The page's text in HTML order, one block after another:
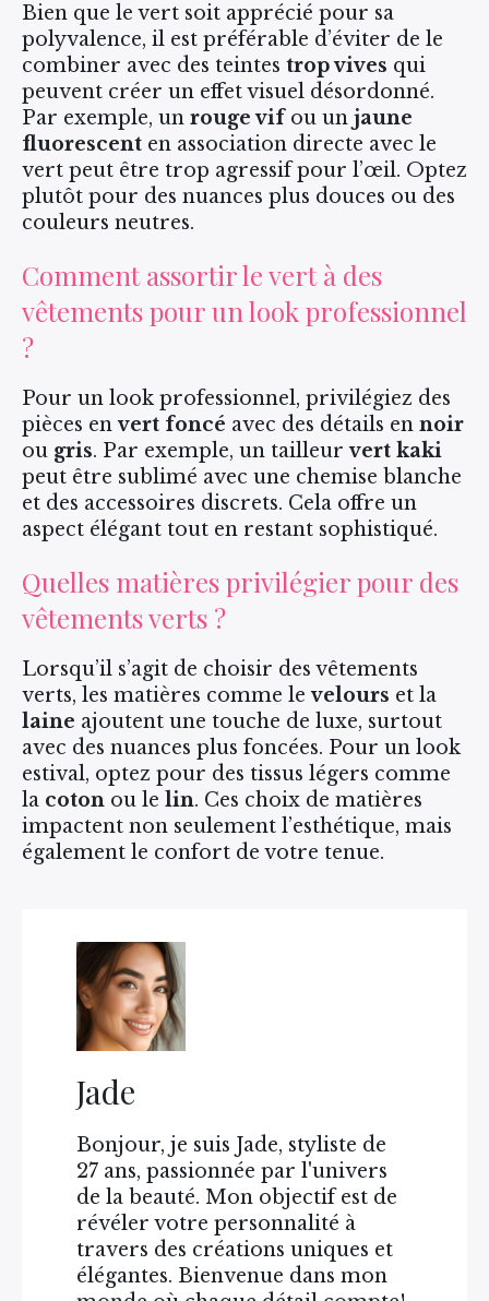
Bien que le vert soit apprécié pour sa
polyvalence, il est préférable d’éviter de le
combiner avec des teintes trop vives qui
peuvent créer un effet visuel désordonné.
Par exemple, un rouge vifou un jaune
fluorescent en association directe avec le
vert peut être trop agressif pour l’œil. Optez
plutôt pour des nuances plus douces ou des
couleurs neutres.
Comment assortir le vert à des
vêtements pour un look professionnel
?
Pour un look professionnel, privilégiez des
pièces envert foncé avec des détails en noir
ou gris. Par exemple, un tailleurvert kaki
peut être sublimé avec une chemise blanche
et des accessoires discrets. Cela offre un
aspect élégant tout en restant sophistiqué.
Quelles matières privilégier pour des
vêtements verts ?
Lorsqu’il s’agit de choisir des vêtements
verts, les matières comme levelours et la
laine ajoutent une touche de luxe, surtout
avec des nuances plus foncées. Pour un look
estival, optez pour des tissus légers comme
la coton ou le lin. Ces choix de matières
impactent non seulement l’esthétique, mais
également le confort de votre tenue.
Jade
Bonjour, je suis Jade, styliste de
27 ans, passionnée par l'univers
de la beauté. Mon objectif est de
révéler votre personnalité à
travers des créations uniques et
élégantes. Bienvenue dans mon